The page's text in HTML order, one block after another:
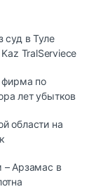
суд в Туле
TralServiece
фирма по
лет убытков
области на
– Арзамас в